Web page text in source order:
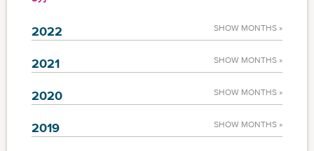
2022 SHOW MONTHS »
2021 SHOW MONTHS »
2020 SHOW MONTHS »
2019 SHOW MONTHS »